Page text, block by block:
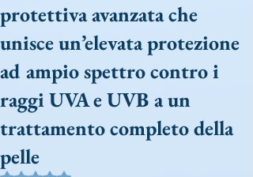
protettiva avanzata che
unisce un’elevata protezione
ad ampio spettro contro i
raggi UVA e UVB a un
trattamento completo della
pelle